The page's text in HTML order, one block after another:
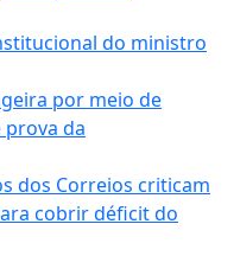
do ministro
por meio de
da
dos Correios criticam
cobrir déficit do